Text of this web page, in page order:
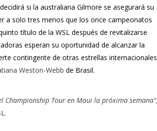
si la australiana Gilmore se asegurará su
a solo tres menos que los once campeonatos
título de la WSL después de revitalizarse
esperan su oportunidad de alcanzar la
contingente de otras estrellas internacionales
Weston-Webb de Brasil.
Championship Tour en Maui la próxima semana”,